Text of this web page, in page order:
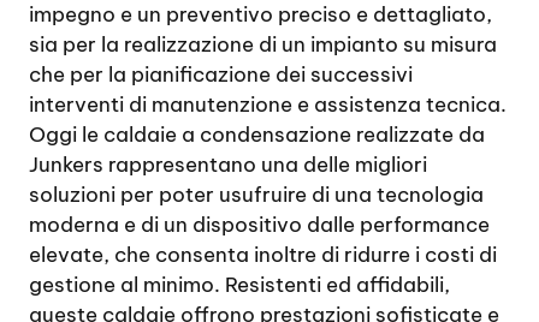
impegno e un preventivo preciso e dettagliato,
sia per la realizzazione di un impianto su misura
che per la pianificazione dei successivi
interventi di manutenzione e assistenza tecnica.
Oggi le caldaie a condensazione realizzate da
Junkers rappresentano una delle migliori
soluzioni per poter usufruire di una tecnologia
moderna e di un dispositivo dalle performance
elevate, che consenta inoltre di ridurre i costi di
gestione al minimo. Resistenti ed affidabili,
queste caldaie offrono prestazioni sofisticate e